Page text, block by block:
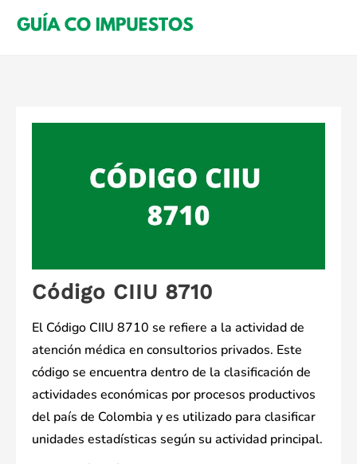
Código CIIU 8710
El Código CIIU 8710 se refiere a la actividad de
atención médica en consultorios privados. Este
código se encuentra dentro de la clasificación de
actividades económicas por procesos productivos
del país de Colombia y es utilizado para clasificar
unidades estadísticas según su actividad principal.